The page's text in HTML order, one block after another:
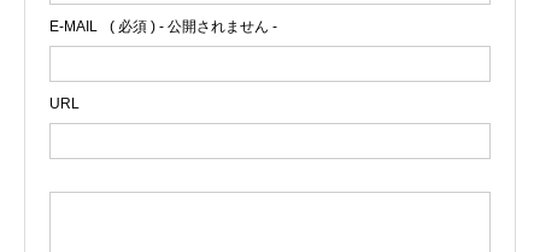
E-MAIL ( 必須 ) - 公開されません -
URL